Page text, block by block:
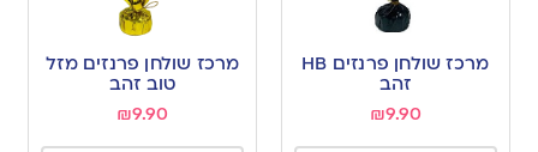
מרכז שולחן פרנזים HB
זהב
₪9.90
מרכז שולחן פרנזים מזל
טוב זהב
₪9.90